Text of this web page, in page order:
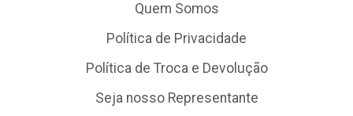
Quem Somos
Política de Privacidade
Política de Troca e Devolução
Seja nosso Representante